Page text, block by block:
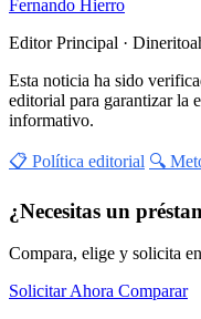
Fernando Hierro
Editor Principal ·
Esta noticia ha sido
editorial para garantizar la
informativo.
📋 Política editorial 🔍
¿Necesitas un
Compara, elige y solicita
Solicitar Ahora Comparar